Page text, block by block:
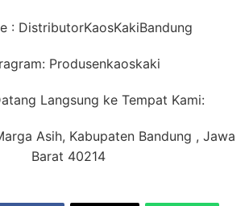
: DistributorKaosKakiBandung
Produsenkaoskaki
Langsung ke Tempat Kami:
Asih, Kabupaten Bandung , Jawa
Barat 40214